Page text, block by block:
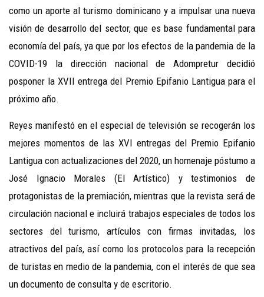
como un aporte al turismo dominicano y a impulsar una nueva
visión de desarrollo del sector, que es base fundamental para
economía del país, ya que por los efectos de la pandemia de la
COVID-19 la dirección nacional de Adompretur decidió
posponer la XVII entrega del Premio Epifanio Lantigua para el
próximo año.
Reyes manifestó en el especial de televisión se recogerán los
mejores momentos de las XVI entregas del Premio Epifanio
Lantigua con actualizaciones del 2020, un homenaje póstumo a
José Ignacio Morales (El Artístico) y testimonios de
protagonistas de la premiación, mientras que la revista será de
circulación nacional e incluirá trabajos especiales de todos los
sectores del turismo, artículos con firmas invitadas, los
atractivos del país, así como los protocolos para la recepción
de turistas en medio de la pandemia, con el interés de que sea
un documento de consulta y de escritorio.